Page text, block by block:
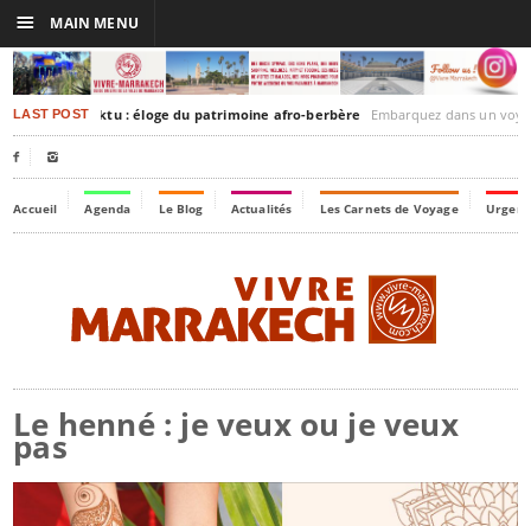
LAST POSTTimbuktu : éloge du patrimoine afro-berbère Embarquez dans un voyage culturel dans le
 
Accueil Agenda Le Blog Actualités Les Carnets de Voyage
Le henné : je veux ou je veux
pas
☰ MAIN MENU